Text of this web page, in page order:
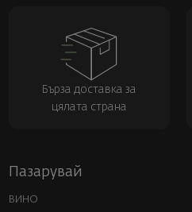
Бърза доставка за
цялата страна
Пазарувай
ВИНО